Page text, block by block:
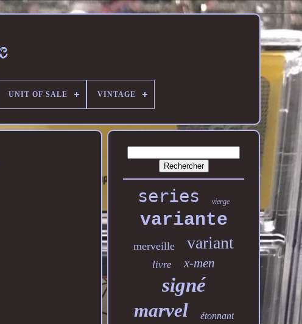
UNIT OF SALE VINTAGE
series vierge
variante
merveille variant
livre x-men
signé
marvel étonnant